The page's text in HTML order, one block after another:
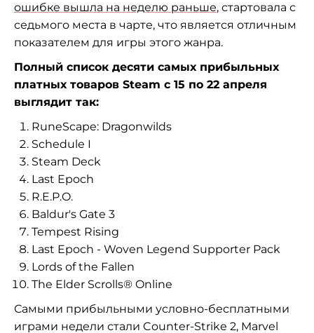
ошибке вышла на неделю раньше, стартовала с
седьмого места в чарте, что является отличным
показателем для игры этого жанра.
Полный список десяти самых прибыльных
платных товаров Steam с 15 по 22 апреля
выглядит так:
RuneScape: Dragonwilds
Schedule I
Steam Deck
Last Epoch
R.E.P.O.
Baldur's Gate 3
Tempest Rising
Last Epoch - Woven Legend Supporter Pack
Lords of the Fallen
The Elder Scrolls® Online
Самыми прибыльными условно-бесплатными
играми недели стали Counter-Strike 2, Marvel